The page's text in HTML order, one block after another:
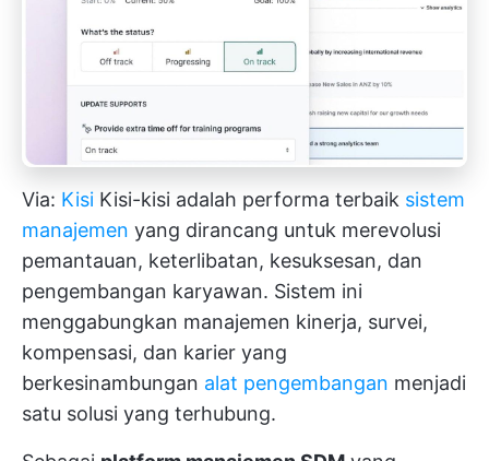
Via: Kisi Kisi-kisi adalah performa terbaik sistem
manajemen yang dirancang untuk merevolusi
pemantauan, keterlibatan, kesuksesan, dan
pengembangan karyawan. Sistem ini
menggabungkan manajemen kinerja, survei,
kompensasi, dan karier yang
berkesinambungan alat pengembangan menjadi
satu solusi yang terhubung.